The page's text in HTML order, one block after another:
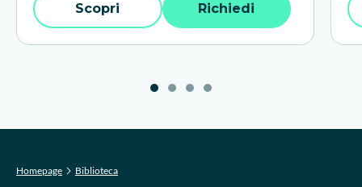
Scopri Richiedi
Homepage Biblioteca